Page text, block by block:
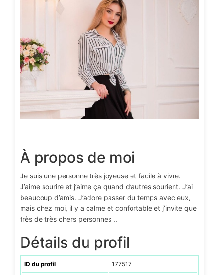
À propos de moi
Je suis une personne très joyeuse et facile à vivre.
J’aime sourire et j’aime ça quand d’autres sourient. J’ai
beaucoup d’amis. J’adore passer du temps avec eux,
mais chez moi, il y a calme et confortable et j’invite que
très de très chers personnes ..
Détails du profil
ID du profil 177517